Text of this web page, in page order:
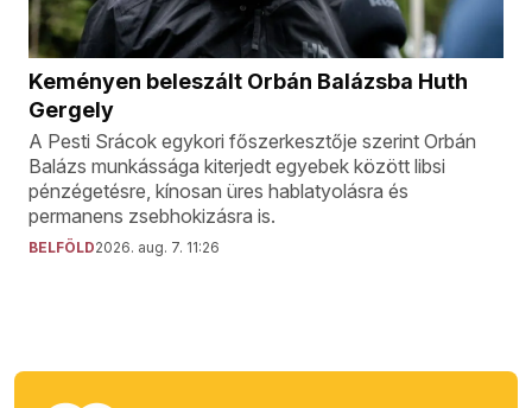
Keményen beleszált Orbán Balázsba Huth
Gergely
A Pesti Srácok egykori főszerkesztője szerint Orbán
Balázs munkássága kiterjedt egyebek között libsi
pénzégetésre, kínosan üres hablatyolásra és
permanens zsebhokizásra is.
BELFÖLD2026. aug. 7. 11:26